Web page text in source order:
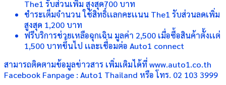
The1 รับส่วนเพิ่ม สูงสุด700 บาท
ชำระเต็มจำนวน ใช้สิทธิ์เเลกคะเเนน The1 รับส่วนลดเพิ่ม
สูงสุด 1,200 บาท
ฟรีบริการช่วยเหลือฉุกเฉิน มูลค่า 2,500 เมื่อซื้อสินค้าตั้งเเต่
1,500 บาทขึ้นไป เเละเชื่อมต่อ Auto1 connect
สามารถติดตามข้อมูลข่าวสาร เพิ่มเติมได้ที่ www.auto1.co.th
Facebook Fanpage : Auto1 Thailand หรือ โทร. 02 103 3999